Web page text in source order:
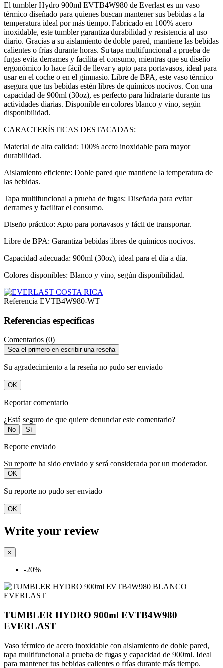
El tumbler Hydro 900ml EVTB4W980 de Everlast es un vaso
térmico diseñado para quienes buscan mantener sus bebidas a la
temperatura ideal por más tiempo. Fabricado en 100% acero
inoxidable, este tumbler garantiza durabilidad y resistencia al uso
diario. Gracias a su aislamiento de doble pared, mantiene las bebidas
calientes o frías durante horas. Su tapa multifuncional a prueba de
fugas evita derrames y facilita el consumo, mientras que su diseño
ergonómico lo hace fácil de llevar y apto para portavasos, ideal para
usar en el coche o en el gimnasio. Libre de BPA, este vaso térmico
asegura que tus bebidas estén libres de químicos nocivos. Con una
capacidad de 900ml (30oz), es perfecto para hidratarte durante tus
actividades diarias. Disponible en colores blanco y vino, según
disponibilidad.
CARACTERÍSTICAS DESTACADAS:
Material de alta calidad: 100% acero inoxidable para mayor
durabilidad.
Aislamiento eficiente: Doble pared que mantiene la temperatura de
las bebidas.
Tapa multifuncional a prueba de fugas: Diseñada para evitar
derrames y facilitar el consumo.
Diseño práctico: Apto para portavasos y fácil de transportar.
Libre de BPA: Garantiza bebidas libres de químicos nocivos.
Capacidad adecuada: 900ml (30oz), ideal para el día a día.
Colores disponibles: Blanco y vino, según disponibilidad.
Referencia EVTB4W980-WT
Referencias específicas
Comentarios (0)
Sea el primero en escribir una reseña
Su agradecimiento a la reseña no pudo ser enviado
OK
Reportar comentario
¿Está seguro de que quiere denunciar este comentario?
No Sí
Reporte enviado
Su reporte ha sido enviado y será considerada por un moderador.
OK
Su reporte no pudo ser enviado
OK
Write your review
×
-20%
TUMBLER HYDRO 900ml EVTB4W980
EVERLAST
Vaso térmico de acero inoxidable con aislamiento de doble pared,
tapa multifuncional a prueba de fugas y capacidad de 900ml. Ideal
para mantener tus bebidas calientes o frías durante más tiempo.